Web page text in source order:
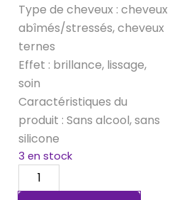
Type de cheveux : cheveux
abîmés/stressés, cheveux
ternes
Effet : brillance, lissage,
soin
Caractéristiques du
produit : Sans alcool, sans
silicone
3 en stock
quantité
de